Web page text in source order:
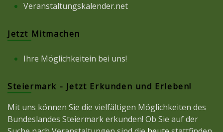
Veranstaltungskalender.net
Jetzt Mitmachen
Ihre Möglichkeitein bei uns!
Steiermark - Jetzt Erkunden und Erleben!
Mit uns können Sie die vielfältigen Möglichkeiten des
Bundeslandes Steiermark erkunden! Ob Sie auf der